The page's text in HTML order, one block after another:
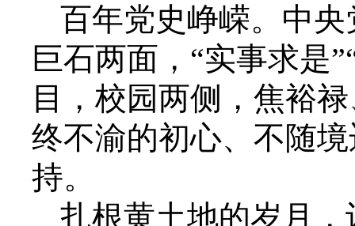
百年党史峥嵘。中
巨石两面，“实事求是
目，校园两侧，焦裕
终不渝的初心、不随
持。
扎根黄土地的岁月